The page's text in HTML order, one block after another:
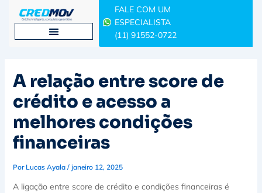
FALE COM UM
ESPECIALISTA
(11) 91552-0722
A relação entre score de
crédito e acesso a
melhores condições
financeiras
Por Lucas Ayala / janeiro 12, 2025
A ligação entre score de crédito e condições financeiras é